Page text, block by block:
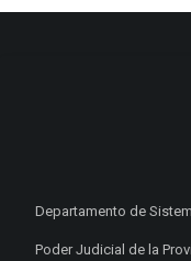
Departamento de
Poder Judicial de la